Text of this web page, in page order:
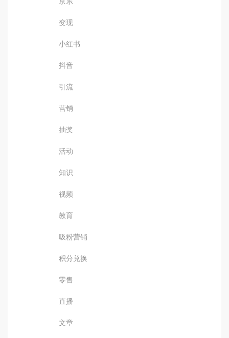
变现
小红书
抖音
引流
营销
抽奖
活动
知识
视频
教育
吸粉营销
积分兑换
零售
直播
文章